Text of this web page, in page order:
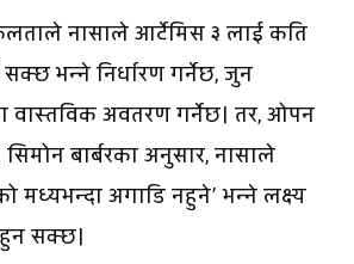
नासाले आर्टेमिस ३ लाई कति
सक्छ भन्ने निर्धारण गर्नेछ, जुन
वास्तविक अवतरण गर्नेछ। तर, ओपन
सिमोन बार्बरका अनुसार, नासाले
मध्यभन्दा अगाडि नहुने’ भन्ने लक्ष्य
सक्छ।